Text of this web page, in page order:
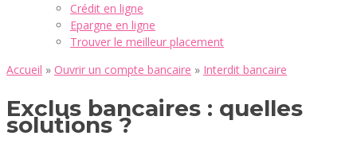
Crédit en ligne
Epargne en ligne
Trouver le meilleur placement
Accueil » Ouvrir un compte bancaire » Interdit bancaire
Exclus bancaires : quelles
solutions ?